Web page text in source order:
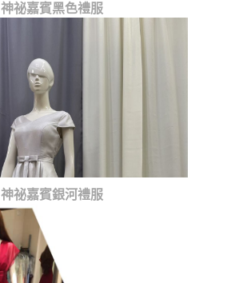
神祕嘉賓黑色禮服
神祕嘉賓銀河禮服